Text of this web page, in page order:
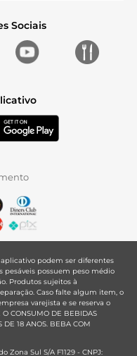
Sociais
podem ser diferentes
pesáveis possuem peso médio
Produtos sujeitos à
Caso falte algum item, o
varejista e se reserva o
CONSUMO DE BEBIDAS
DE 18 ANOS. BEBA COM
Zona Sul S/A F1129 - CNPJ: